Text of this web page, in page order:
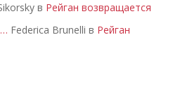
в Рейган возвращается
Federica Brunelli в Рейган